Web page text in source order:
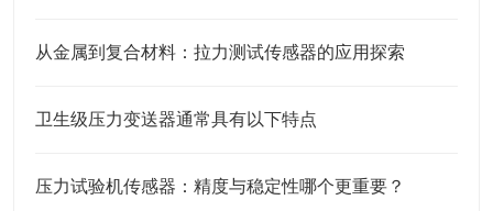
从金属到复合材料：拉力测试传感器的应用探索
卫生级压力变送器通常具有以下特点
压力试验机传感器：精度与稳定性哪个更重要？